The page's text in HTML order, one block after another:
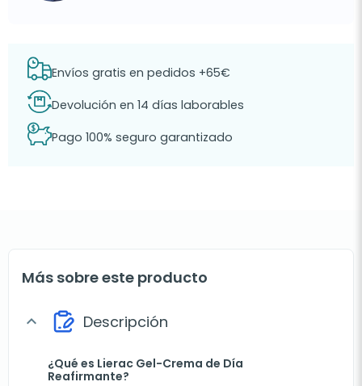
Envíos gratis en pedidos +65€
Devolución en 14 días laborables
Pago 100% seguro garantizado
Más sobre este producto
expand_more Descripción
¿Qué es Lierac Gel-Crema de Día
Reafirmante?